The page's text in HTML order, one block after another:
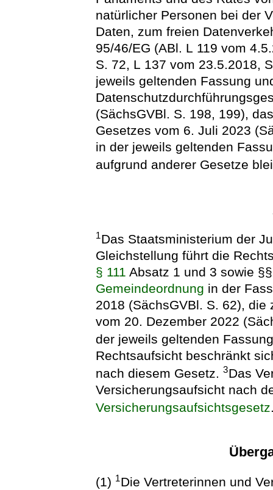
natürlicher Personen bei der
Daten, zum freien
95/46/EG (ABl. L 119 vom
S. 72, L 137 vom 23.5.2018,
jeweils geltenden Fassung
(SächsGVBl. S. 198, 199),
Gesetzes vom 6. Juli 2023
in der jeweils geltenden
aufgrund anderer Gesetze
1Das Staatsministerium der
Gleichstellung führt die
§ 111 Absatz 1 und 3 sowie
Gemeindeordnung in der
2018 (SächsGVBl. S. 62),
vom 20. Dezember 2022
der jeweils geltenden
Rechtsaufsicht beschränkt
nach diesem Gesetz.3Das
Versicherungsaufsicht nach
Versicherungsaufsichtsgesetz
(1) 1Die Vertreterinnen und